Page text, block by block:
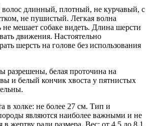
длинный, плотный, не курчавый, с
не пушистый. Легкая волна
не мешает собаке видеть. Длина шерсти
движения. Настоятельно
шерсть на голове без использования
разрешены, белая проточина на
и белый кончик хвоста у пятнистых
в холке: не более 27 см. Тип и
являются наиболее важными и не
жертву ради размера. Вес: от 4,5 до 8,1